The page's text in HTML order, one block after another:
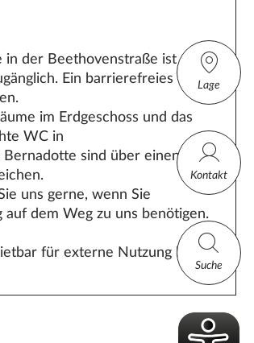
Lage
Kontakt
Suche
in der Beethovenstraße ist
Ein barrierefreies WC ist
im Erdgeschoss und das
WC in
Bernadotte sind über einen
uns gerne, wenn Sie
auf dem Weg zu uns benötigen.
für externe Nutzung bis